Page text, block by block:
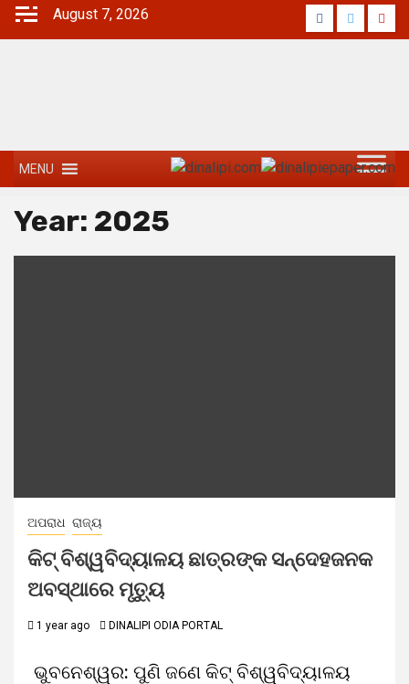
August 7, 2026
MENU
Year: 2025
ଅପରାଧ ରାଜ୍ୟ
କିଟ୍‌‌ ବିଶ୍ୱବିଦ୍ୟାଳୟ ଛାତ୍ରଙ୍କ ସନ୍ଦେହଜନକ
ଅବସ୍ଥାରେ ମୃତ୍ୟୁ
1 year ago DINALIPI ODIA PORTAL
ଭୁବନେଶ୍ୱର: ପୁଣି ଜଣେ କିଟ୍‌‌ ବିଶ୍ୱବିଦ୍ୟାଳୟ